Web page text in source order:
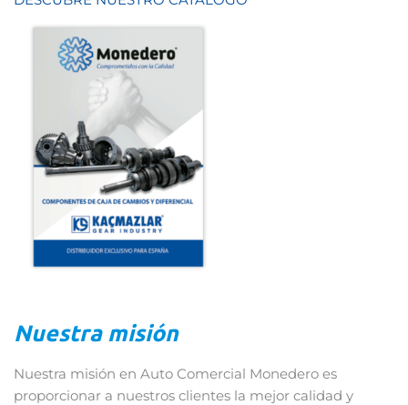
Nuestra misión
Nuestra misión en Auto Comercial Monedero es
proporcionar a nuestros clientes la mejor calidad y